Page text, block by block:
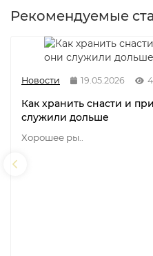
Рекомендуемые
Новости 19.05.2026
Как хранить снасти и
служили дольше
Хорошее ры..